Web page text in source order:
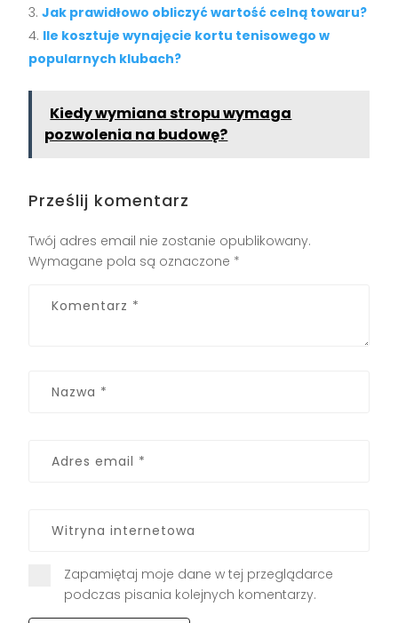
Jak prawidłowo obliczyć wartość celną towaru?
Ile kosztuje wynajęcie kortu tenisowego w
popularnych klubach?
Kiedy wymiana stropu wymaga
pozwolenia na budowę?
Prześlij komentarz
Twój adres email nie zostanie opublikowany.
Wymagane pola są oznaczone *
Zapamiętaj moje dane w tej przeglądarce
podczas pisania kolejnych komentarzy.